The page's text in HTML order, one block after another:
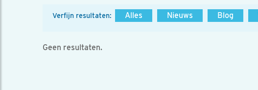
Verfijn resultaten: Alles Nieuws Blog
Geen resultaten.